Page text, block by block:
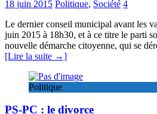
18 juin 2015 Politique, Société 4
Le dernier conseil municipal avant les
juin 2015 à 18h30, et à ce titre le parti
nouvelle démarche citoyenne, qui se
[Lire la suite →]
Politique
PS-PC : le divorce